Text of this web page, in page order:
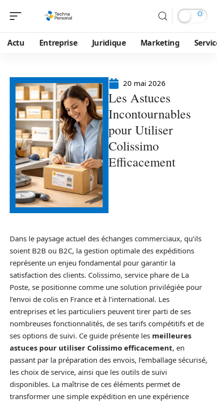
Actu Entreprise Juridique Marketing
20 mai 2026
Les Astuces
Incontournables
pour Utiliser
Colissimo
Efficacement
Dans le paysage actuel des échanges commerciaux, qu’ils
soient B2B ou B2C, la gestion optimale des expéditions
représente un enjeu fondamental pour garantir la
satisfaction des clients. Colissimo, service phare de La
Poste, se positionne comme une solution privilégiée pour
l’envoi de colis en France et à l’international. Les
entreprises et les particuliers peuvent tirer parti de ses
nombreuses fonctionnalités, de ses tarifs compétitifs et de
ses options de suivi. Ce guide présente les meilleures
astuces pour utiliser Colissimo efficacement, en
passant par la préparation des envois, l’emballage sécurisé,
les choix de service, ainsi que les outils de suivi
disponibles. La maîtrise de ces éléments permet de
transformer une simple expédition en une expérience